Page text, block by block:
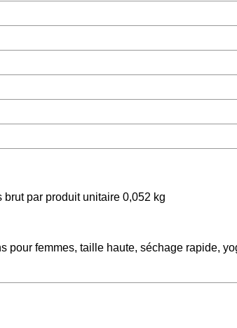
par produit unitaire 0,052 kg
pour femmes, taille haute, séchage rapide,